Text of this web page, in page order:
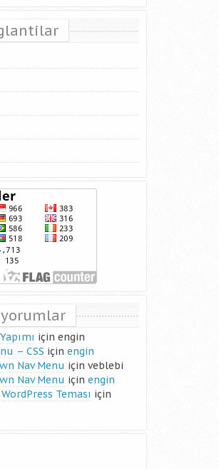
yorumlar
için engin
– CSS için engin
Nav Menu için veblebi
Nav Menu için engin
Teması için